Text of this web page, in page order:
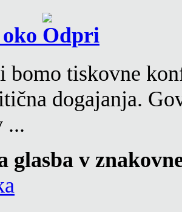
bomo tiskovne
dogajanja.
...
glasba v